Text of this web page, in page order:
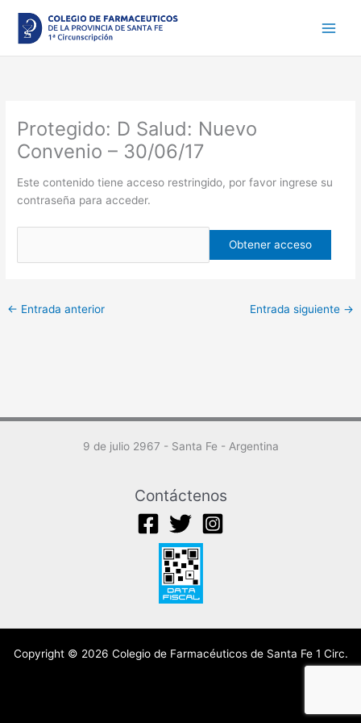
contenido
Protegido: D Salud: Nuevo
Convenio – 30/06/17
Este contenido tiene acceso restringido, por favor ingrese su
contraseña para acceder.
← Entrada anterior Entrada siguiente →
9 de julio 2967 - Santa Fe - Argentina
Contáctenos
Copyright © 2026 Colegio de Farmacéuticos de Santa Fe 1 Circ.